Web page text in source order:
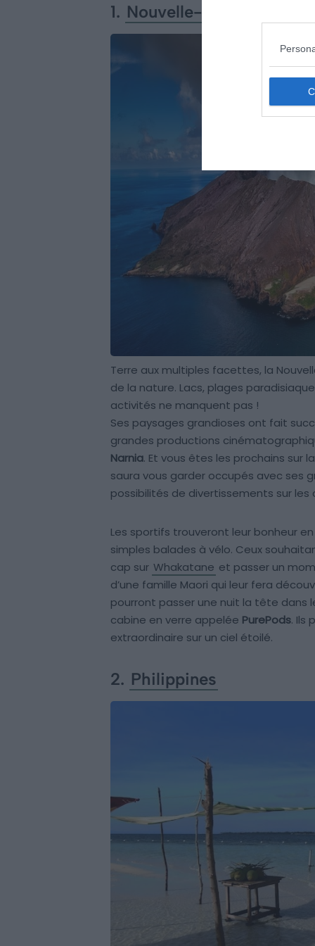
1. Nouvelle-Zélande
Terre aux multiples facettes, la
de la nature. Lacs, plages
activités ne manquent pas !
Ses paysages grandioses ont fait
grandes productions
Narnia. Et vous êtes les prochains sur
saura vous garder occupés avec ses
possibilités de divertissements sur
Les sportifs trouveront leur bonheur
simples balades à vélo. Ceux
cap sur Whakatane et passer un
d’une famille Maori qui leur fera
pourront passer une nuit la tête dans
cabine en verre appelée PurePods. Ils
extraordinaire sur un ciel étoilé.
2. Philippines